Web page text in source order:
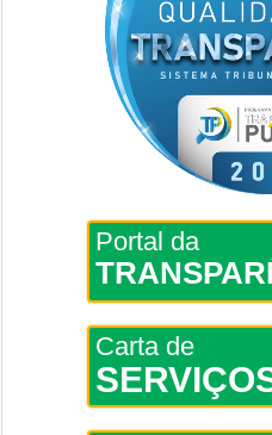
Portal da
Carta de